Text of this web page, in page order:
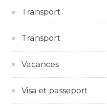
Transport
Transport
Vacances
Visa et passeport